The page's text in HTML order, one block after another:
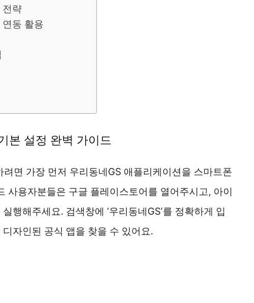
전략
동 활용
본 설정 완벽 가이드
면 가장 먼저 우리동네GS 애플리케이션을 스마트폰
사용자분들은 구글 플레이스토어를 열어주시고, 아이
행해주세요. 검색창에 ‘우리동네GS’를 정확하게 입
자인된 공식 앱을 찾을 수 있어요.